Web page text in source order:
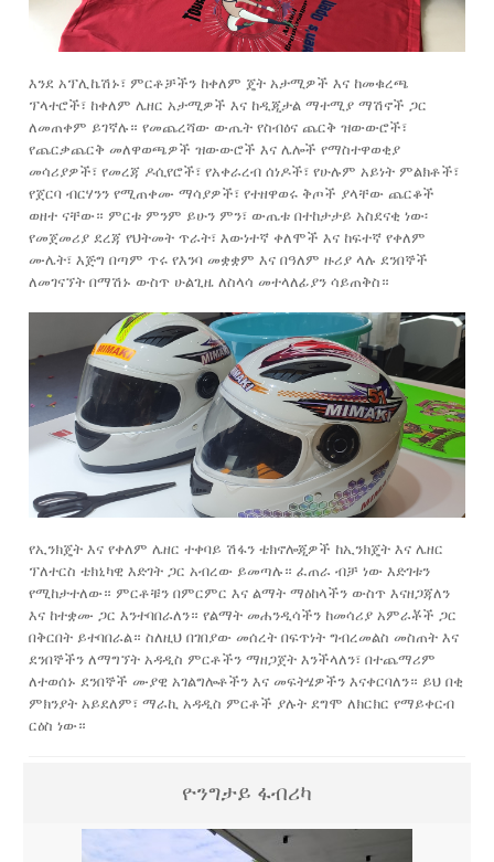
እንደ አፕሊኬሽኑ፣ ምርቶቻችን ከቀለም ጄት አታሚዎች እና ከመቁረጫ
ፕላተሮች፣ ከቀለም ሌዘር አታሚዎች እና ከዲጂታል ማተሚያ ማሽኖች ጋር
ለመጠቀም ይገኛሉ። የመጨረሻው ውጤት የስብዕና ጨርቅ ዝውውሮች፣
የጨርቃጨርቅ መለዋወጫዎች ዝውውሮች እና ሌሎች የማስተዋወቂያ
መሳሪያዎች፣ የመረጃ ዶሲየሮች፣ የአቀራረብ ሰነዶች፣ የሁሉም አይነት ምልክቶች፣
የጀርባ ብርሃንን የሚጠቀሙ ማሳያዎች፣ የተዘዋወሩ ቅጦች ያላቸው ጨርቆች
ወዘተ ናቸው። ምርቱ ምንም ይሁን ምን፣ ውጤቱ በተከታታይ አስደናቂ ነው፡
የመጀመሪያ ደረጃ የህትመት ጥራት፣ እውነተኛ ቀለሞች እና ከፍተኛ የቀለም
ሙሌት፣ እጅግ በጣም ጥሩ የእንባ መቋቋም እና በዓለም ዙሪያ ላሉ ደንበኞች
ለመገናኘት በማሽኑ ውስጥ ሁልጊዜ ለስላሳ መተላለፊያን ሳይጠቅስ።
የኢንክጄት እና የቀለም ሌዘር ተቀባይ ሽፋን ቴክኖሎጂዎች ከኢንክጄት እና ሌዘር
ፕለተርስ ቴክኒካዊ እድገት ጋር አብረው ይመጣሉ። ፈጠራ ብቻ ነው እድገቱን
የሚከታተለው። ምርቶቹን በምርምር እና ልማት ማዕከላችን ውስጥ እናዘጋጃለን
እና ከተቋሙ ጋር እንተባበራለን። የልማት መሐንዲሳችን ከመሳሪያ አምራቾች ጋር
በቅርበት ይተባበራል። ስለዚህ በገበያው መሰረት በፍጥነት ግብረመልስ መስጠት እና
ደንበኞችን ለማግኘት አዳዲስ ምርቶችን ማዘጋጀት እንችላለን፣ በተጨማሪም
ለተወሰኑ ደንበኞች ሙያዊ አገልግሎቶችን እና መፍትሄዎችን እናቀርባለን። ይህ በቂ
ምክንያት አይደለም፣ ማራኪ አዳዲስ ምርቶች ያሉት ደግሞ ለክርክር የማይቀርብ
ርዕስ ነው።
ዮንግታይ ፋብሪካ